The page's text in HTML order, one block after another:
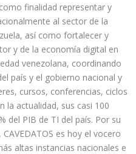
finalidad representar y
al sector de la
así como fortalecer y
y de la economía digital en
venezolana, coordinando
país y el gobierno nacional y
cursos, conferencias, ciclos
la actualidad, sus casi 100
del PIB de TI del país. Por su
es hoy el vocero
altas instancias nacionales e